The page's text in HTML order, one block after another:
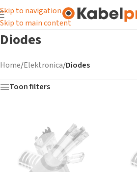
Skip to navigation
Skip to main content
Diodes
Home/Elektronica/Diodes
Toon filters